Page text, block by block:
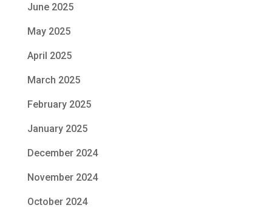
June 2025
May 2025
April 2025
March 2025
February 2025
January 2025
December 2024
November 2024
October 2024